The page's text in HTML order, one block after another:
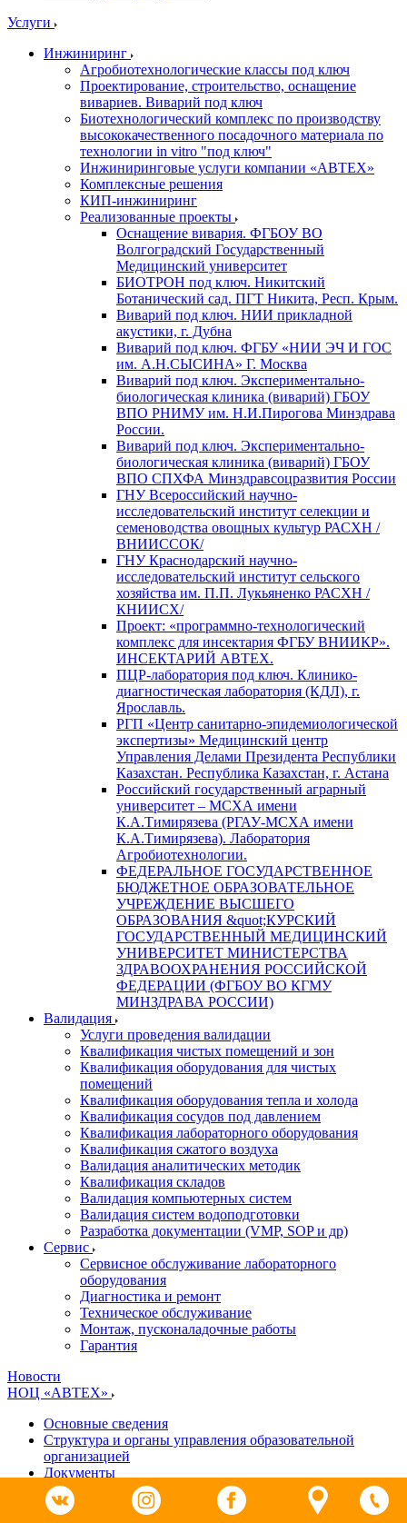
Услуги
Инжиниринг
Агробиотехнологические классы под ключ
Проектирование, строительство, оснащение
вивариев. Виварий под ключ
Биотехнологический комплекс по производству
высококачественного посадочного материала по
технологии in vitro "под ключ"
Инжиниринговые услуги компании «АВТЕХ»
Комплексные решения
КИП-инжиниринг
Реализованные проекты
Оснащение вивария. ФГБОУ ВО
Волгоградский Государственный
Медицинский университет
БИОТРОН под ключ. Никитский
Ботанический сад. ПГТ Никита, Респ. Крым.
Виварий под ключ. НИИ прикладной
акустики, г. Дубна
Виварий под ключ. ФГБУ «НИИ ЭЧ И ГОС
им. А.Н.СЫСИНА» Г. Москва
Виварий под ключ. Экспериментально-
биологическая клиника (виварий) ГБОУ
ВПО РНИМУ им. Н.И.Пирогова Минздрава
России.
Виварий под ключ. Экспериментально-
биологическая клиника (виварий) ГБОУ
ВПО СПХФА Минздравсоцразвития России
ГНУ Всероссийский научно-
исследовательский институт селекции и
семеноводства овощных культур РАСХН /
ВНИИССОК/
ГНУ Краснодарский научно-
исследовательский институт сельского
хозяйства им. П.П. Лукьяненко РАСХН /
КНИИСХ/
Проект: «программно-технологический
комплекс для инсектария ФГБУ ВНИИКР».
ИНСЕКТАРИЙ АВТЕХ.
ПЦР-лаборатория под ключ. Клинико-
диагностическая лаборатория (КДЛ), г.
Ярославль.
РГП «Центр санитарно-эпидемиологической
экспертизы» Медицинский центр
Управления Делами Президента Республики
Казахстан. Республика Казахстан, г. Астана
Российский государственный аграрный
университет – МСХА имени
К.А.Тимирязева (РГАУ-МСХА имени
К.А.Тимирязева). Лаборатория
Агробиотехнологии.
ФЕДЕРАЛЬНОЕ ГОСУДАРСТВЕННОЕ
БЮДЖЕТНОЕ ОБРАЗОВАТЕЛЬНОЕ
УЧРЕЖДЕНИЕ ВЫСШЕГО
ОБРАЗОВАНИЯ &quot;КУРСКИЙ
ГОСУДАРСТВЕННЫЙ МЕДИЦИНСКИЙ
УНИВЕРСИТЕТ МИНИСТЕРСТВА
ЗДРАВООХРАНЕНИЯ РОССИЙСКОЙ
ФЕДЕРАЦИИ (ФГБОУ ВО КГМУ
МИНЗДРАВА РОССИИ)
Валидация
Услуги проведения валидации
Квалификация чистых помещений и зон
Квалификация оборудования для чистых
помещений
Квалификация оборудования тепла и холода
Квалификация сосудов под давлением
Квалификация лабораторного оборудования
Квалификация сжатого воздуха
Валидация аналитических методик
Квалификация складов
Валидация компьютерных систем
Валидация систем водоподготовки
Разработка документации (VMP, SOP и др)
Cервис
Сервисное обслуживание лабораторного
оборудования
Диагностика и ремонт
Техническое обслуживание
Монтаж, пусконаладочные работы
Гарантия
Новости
НОЦ «АВТЕХ»
Основные сведения
Структура и органы управления образовательной
организацией
Документы
Образование
Руководство. Педагогический (научно-педагогический)